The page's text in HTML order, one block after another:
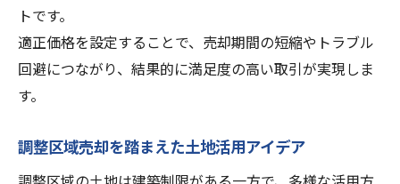
トです。
適正価格を設定することで、売却期間の短縮やトラブル
回避につながり、結果的に満足度の高い取引が実現しま
す。
調整区域売却を踏まえた土地活用アイデア